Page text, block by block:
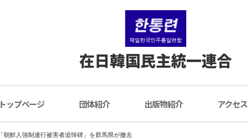
在日韓国民主統一連合
トップページ 団体紹介 出版物紹介 アクセス
「朝鮮人強制連行被害者追悼碑」を群馬県が撤去